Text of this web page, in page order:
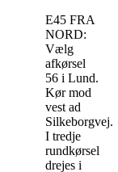
E45 FRA
NORD:
Vælg
afkørsel
56 i Lund.
Kør mod
vest ad
Silkeborgvej.
I tredje
rundkørsel
drejes i